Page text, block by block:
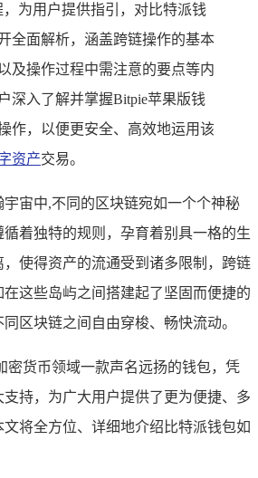
为用户提供指引，对比特派钱
全面解析，涵盖跨链操作的基本
及操作过程中需注意的要点等内
深入了解并掌握Bitpie苹果版钱
作，以便更安全、高效地运用该
资产交易。
宙中,不同的区块链宛如一个个神秘
着独特的规则，孕育着别具一格的生
使得资产的流通受到诸多限制，跨链
这些岛屿之间搭建起了坚固而便捷的
区块链之间自由穿梭、畅快流动。
密货币领域一款声名远扬的钱包，凭
持，为广大用户提供了更为便捷、多
将全方位、详细地介绍比特派钱包如